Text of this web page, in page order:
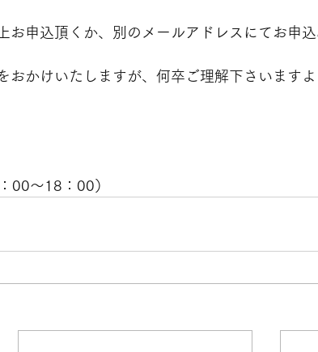
お申込頂くか、別のメールアドレスにてお申込
おかけいたしますが、何卒ご理解下さいます
～18：00）